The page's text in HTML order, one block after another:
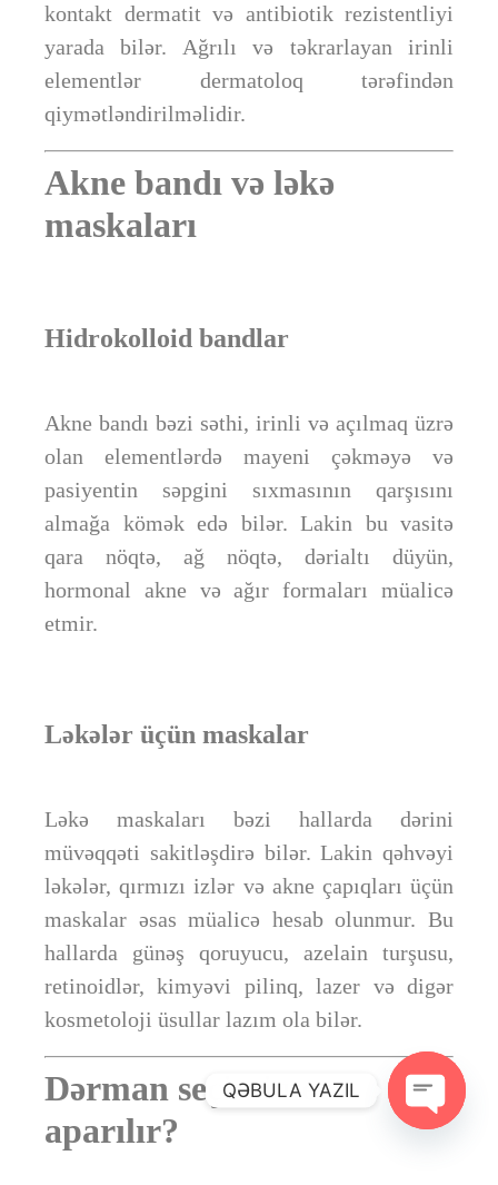
kontakt dermatit və antibiotik rezistentliyi
yarada bilər. Ağrılı və təkrarlayan irinli
elementlər dermatoloq tərəfindən
qiymətləndirilməlidir.
Akne bandı və ləkə
maskaları
Hidrokolloid bandlar
Akne bandı bəzi səthi, irinli və açılmaq üzrə
olan elementlərdə mayeni çəkməyə və
pasiyentin səpgini sıxmasının qarşısını
almağa kömək edə bilər. Lakin bu vasitə
qara nöqtə, ağ nöqtə, dərialtı düyün,
hormonal akne və ağır formaları müalicə
etmir.
Ləkələr üçün maskalar
Ləkə maskaları bəzi hallarda dərini
müvəqqəti sakitləşdirə bilər. Lakin qəhvəyi
ləkələr, qırmızı izlər və akne çapıqları üçün
maskalar əsas müalicə hesab olunmur. Bu
hallarda günəş qoruyucu, azelain turşusu,
retinoidlər, kimyəvi pilinq, lazer və digər
kosmetoloji üsullar lazım ola bilər.
Dərman seçimi necə
aparılır?
QƏBULA YAZIL